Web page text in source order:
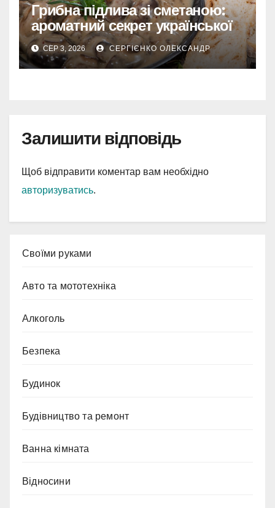
Грибна підлива зі сметаною:
ароматний секрет української
кухні
СЕР 3, 2026 СЕРГІЄНКО ОЛЕКСАНДР
Залишити відповідь
Щоб відправити коментар вам необхідно
авторизуватись.
Cвоїми руками
Авто та мототехніка
Алкоголь
Безпека
Будинок
Будівництво та ремонт
Ванна кімната
Відносини